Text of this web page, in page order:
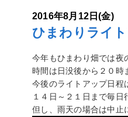
2016年8月12日(金)
ひまわりライ
今年もひまわり畑では夜
時間は日没後から２０時
今後のライトアップ日程
１４日～２１日まで毎日
但し、雨天の場合は中止